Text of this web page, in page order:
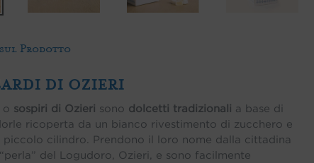
Prodotto
DI OZIERI
o sospiri di Ozieri sono dolcetti tradizionali a base di
ricoperta da un bianco rivestimento di zucchero e
piccolo cilindro. Prendono il loro nome dalla cittadina
del Logudoro, Ozieri, e sono facilmente